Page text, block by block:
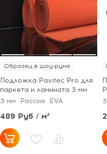
Образец в шоу-руме
Подложка Pavitec Pro для
паркета и ламината 3 мм
3 мм
Россия EVA
489 Руб / м²